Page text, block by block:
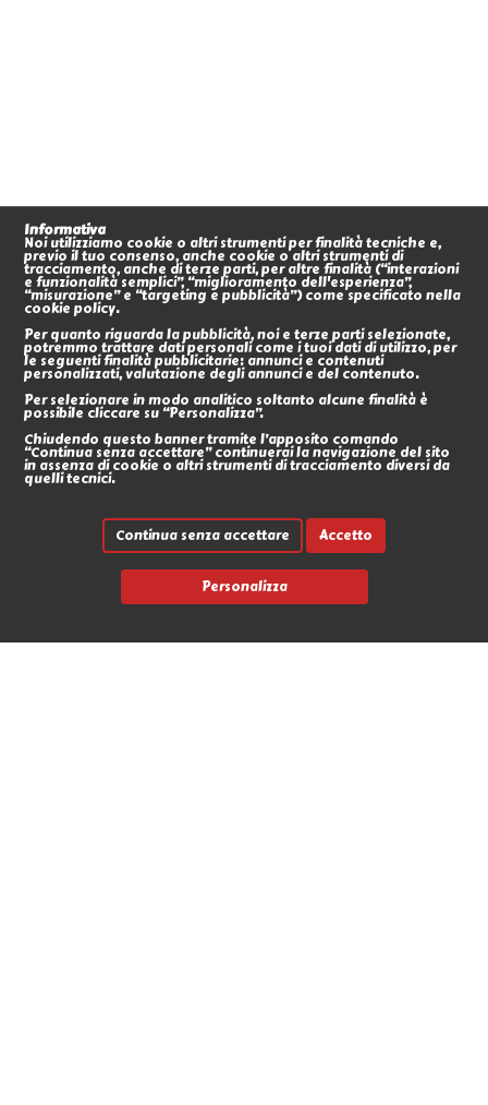
Informativa
Noi utilizziamo cookie o altri strumenti per finalità tecniche e,
previo il tuo consenso, anche cookie o altri strumenti di
tracciamento, anche di terze parti, per altre finalità (“interazioni
e funzionalità semplici”, “miglioramento dell'esperienza”,
“misurazione” e “targeting e pubblicità”) come specificato nella
cookie policy.
Per quanto riguarda la pubblicità, noi e terze parti selezionate,
potremmo trattare dati personali come i tuoi dati di utilizzo, per
le seguenti finalità pubblicitarie: annunci e contenuti
personalizzati, valutazione degli annunci e del contenuto.
Per selezionare in modo analitico soltanto alcune finalità è
possibile cliccare su “Personalizza”.
Chiudendo questo banner tramite l’apposito comando
“Continua senza accettare” continuerai la navigazione del sito
in assenza di cookie o altri strumenti di tracciamento diversi da
quelli tecnici.
Personalizza
Continua senza accettare Accetto